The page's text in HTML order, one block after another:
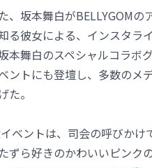
、坂本舞白がBELLYGOM
る彼女による、インスタラ
本舞白のスペシャルコラボ
ントにも登壇し、多数のメ
た。
ベントは、司会の呼びかけ
ずら好きのかわいいピンク